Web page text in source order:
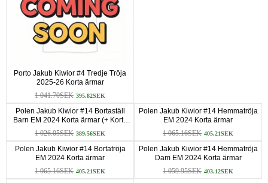
Porto Jakub Kiwior #4 Tredje Tröja
2025-26 Korta ärmar
1 041.70SEK 395.82SEK
Polen Jakub Kiwior #14 Bortaställ
Barn EM 2024 Korta ärmar (+ Korta
byxor)
1 026.05SEK 389.56SEK
Polen Jakub Kiwior #14 Hemmatröja
EM 2024 Korta ärmar
1 065.16SEK 405.21SEK
Polen Jakub Kiwior #14 Bortatröja
EM 2024 Korta ärmar
1 065.16SEK 405.21SEK
Polen Jakub Kiwior #14 Hemmatröja
Dam EM 2024 Korta ärmar
1 059.95SEK 403.12SEK